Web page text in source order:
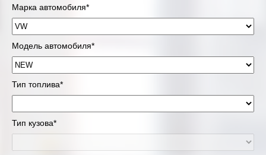
Марка автомобиля*
Модель автомобиля*
Тип топлива*
Тип кузова*